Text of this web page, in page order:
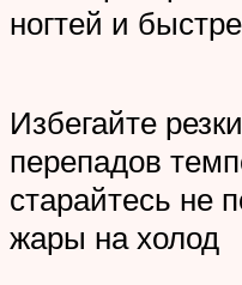
ногтей и
Избегайте
перепадов
старайтесь не
жары на холод